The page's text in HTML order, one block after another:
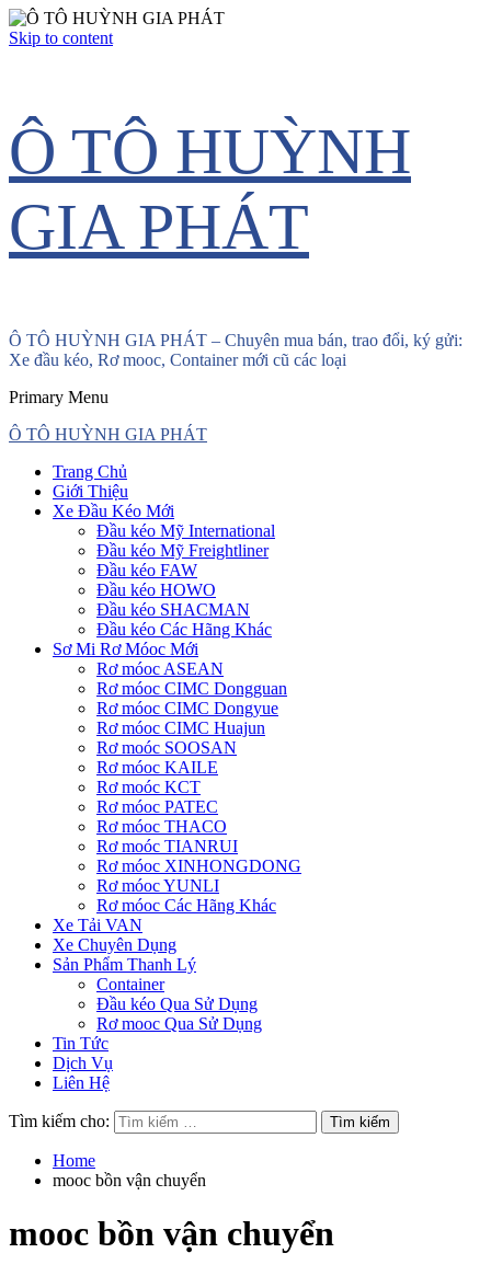
Skip to content
Ô TÔ HUỲNH
GIA PHÁT
Ô TÔ HUỲNH GIA PHÁT – Chuyên mua bán, trao đổi, ký gửi:
Xe đầu kéo, Rơ mooc, Container mới cũ các loại
Primary Menu
Ô TÔ HUỲNH GIA PHÁT
Trang Chủ
Giới Thiệu
Xe Đầu Kéo Mới
Đầu kéo Mỹ International
Đầu kéo Mỹ Freightliner
Đầu kéo FAW
Đầu kéo HOWO
Đầu kéo SHACMAN
Đầu kéo Các Hãng Khác
Sơ Mi Rơ Móoc Mới
Rơ móoc ASEAN
Rơ móoc CIMC Dongguan
Rơ móoc CIMC Dongyue
Rơ móoc CIMC Huajun
Rơ moóc SOOSAN
Rơ móoc KAILE
Rơ moóc KCT
Rơ móoc PATEC
Rơ móoc THACO
Rơ moóc TIANRUI
Rơ móoc XINHONGDONG
Rơ móoc YUNLI
Rơ móoc Các Hãng Khác
Xe Tải VAN
Xe Chuyên Dụng
Sản Phẩm Thanh Lý
Container
Đầu kéo Qua Sử Dụng
Rơ mooc Qua Sử Dụng
Tin Tức
Dịch Vụ
Liên Hệ
Tìm kiếm cho:
Home
mooc bồn vận chuyển
mooc bồn vận chuyển